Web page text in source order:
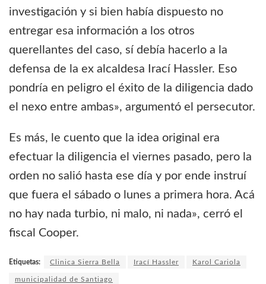
investigación y si bien había dispuesto no
entregar esa información a los otros
querellantes del caso, sí debía hacerlo a la
defensa de la ex alcaldesa Irací Hassler. Eso
pondría en peligro el éxito de la diligencia dado
el nexo entre ambas», argumentó el persecutor.
Es más, le cuento que la idea original era
efectuar la diligencia el viernes pasado, pero la
orden no salió hasta ese día y por ende instruí
que fuera el sábado o lunes a primera hora. Acá
no hay nada turbio, ni malo, ni nada», cerró el
fiscal Cooper.
Etiquetas: Clinica Sierra Bella Irací Hassler Karol Cariola
municipalidad de Santiago